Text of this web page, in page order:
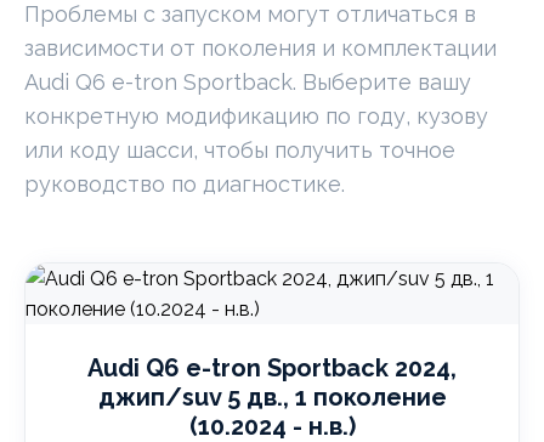
Проблемы с запуском могут отличаться в
зависимости от поколения и комплектации
Audi Q6 e-tron Sportback. Выберите вашу
конкретную модификацию по году, кузову
или коду шасси, чтобы получить точное
руководство по диагностике.
Audi Q6 e-tron Sportback 2024,
джип/suv 5 дв., 1 поколение
(10.2024 - н.в.)